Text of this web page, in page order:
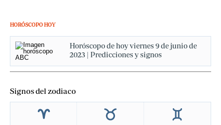
HORÓSCOPO HOY
Horóscopo de hoy viernes 9 de junio de
2023 | Predicciones y signos
Signos del zodiaco